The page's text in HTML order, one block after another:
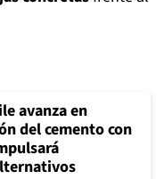
avanza en
del cemento con